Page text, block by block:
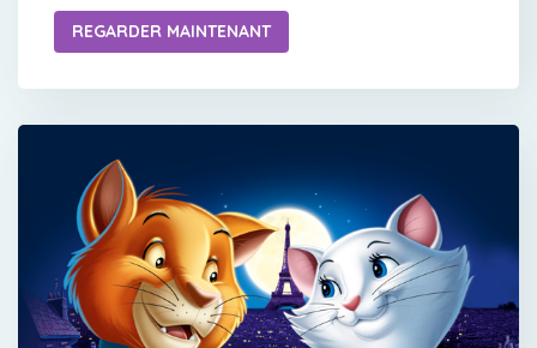
REGARDER MAINTENANT